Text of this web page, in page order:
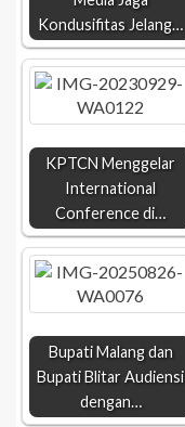
Kondusifitas Jelang…
KPTCN Menggelar
International
Conference di…
Bupati Malang dan
Bupati Blitar Audiensi
dengan…